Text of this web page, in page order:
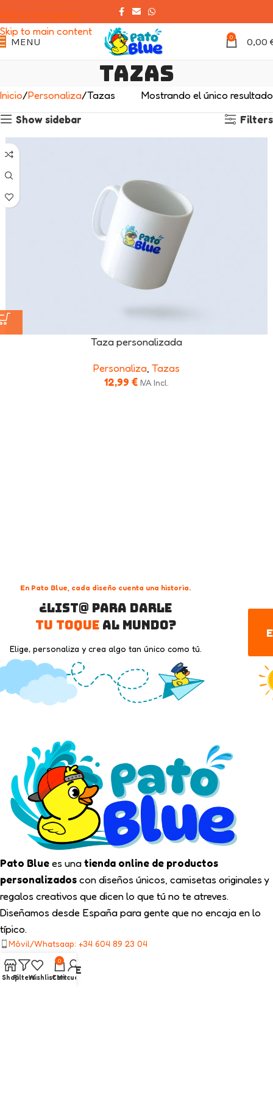
Skip to navigation
Skip to main content
MENU 0 0,00
Tazas
Inicio Personaliza Tazas
Mostrando el único resultado
Show sidebar
Filters
Taza personalizada
Personaliza Tazas
12,99 € IVA Incl.
En Pato Blue, cada diseño cuenta una historia.
¿List@ para darle
tu toqueal mundo?
Elige, personaliza y crea algo tan único como tú.
Pato Bluees unatienda online de productos
personalizadoscon diseños únicos, camisetas originales y
regalos creativos que dicen lo que tú no te atreves.
Diseñamos desde España para gente que no encaja en lo
típico.
Móvil/Whatsaap: +34 604 89 23 04
TIPS PATO BLUE
ShopFiltersWishlist
0
Cart
Mi cuenta